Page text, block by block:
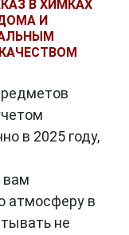
В ХИМКАХ
И
в 2025 году,
вам
атмосферу в
не